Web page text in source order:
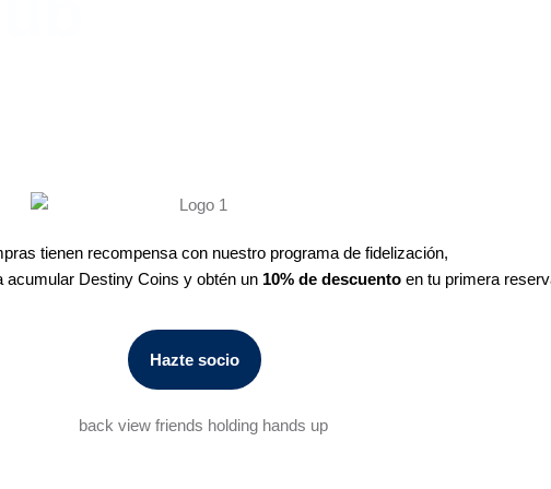
tienen recompensa con nuestro programa de fidelización,
acumular Destiny Coins y obtén un 10% de descuentoen tu primera
Hazte socio